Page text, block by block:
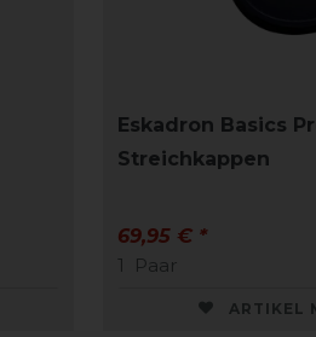
Eskadron Basics
Streichkappen
69,95 € *
1
Paar
ARTIKEL